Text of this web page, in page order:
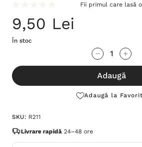
Fii primul care lasă
9,50 Lei
În stoc
te!
Stocul
Adaugă
Adaugă la
SKU: R211
Livrare rapidă 24–48 ore